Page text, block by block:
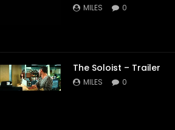
MILES 0
The Soloist – Trailer
MILES 0